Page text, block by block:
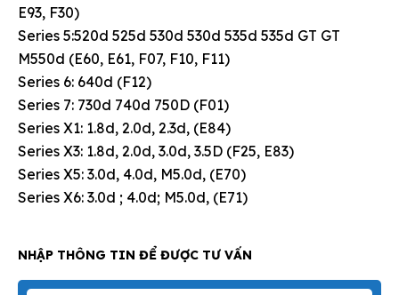
E93, F30)
Series 5:520d 525d 530d 530d 535d 535d GT GT
M550d (E60, E61, F07, F10, F11)
Series 6: 640d (F12)
Series 7: 730d 740d 750D (F01)
Series X1: 1.8d, 2.0d, 2.3d, (E84)
Series X3: 1.8d, 2.0d, 3.0d, 3.5D (F25, E83)
Series X5: 3.0d, 4.0d, M5.0d, (E70)
Series X6: 3.0d ; 4.0d; M5.0d, (E71)
NHẬP THÔNG TIN ĐỂ ĐƯỢC TƯ VẤN